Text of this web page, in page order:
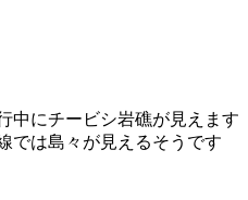
中にチービシ岩礁が見えます
では島々が見えるそうです